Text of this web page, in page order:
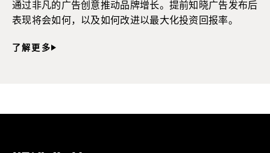
通过非凡的广告创意推动品牌增长。提前知晓广告发布后
表现将会如何，以及如何改进以最大化投资回报率。
了解更多